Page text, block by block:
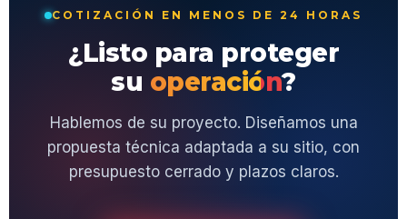
COTIZACIÓN EN MENOS DE 24 HORAS
¿Listo para proteger
su operación?
Hablemos de su proyecto. Diseñamos una
propuesta técnica adaptada a su sitio, con
presupuesto cerrado y plazos claros.